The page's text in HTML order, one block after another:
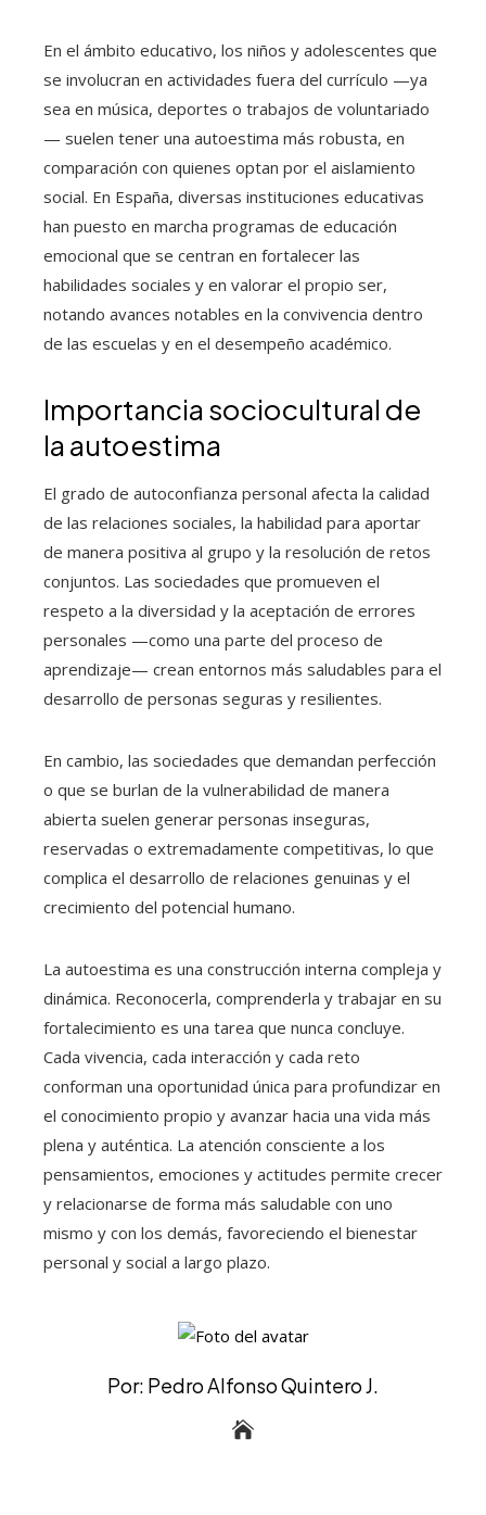
En el ámbito educativo, los niños y adolescentes que
se involucran en actividades fuera del currículo —ya
sea en música, deportes o trabajos de voluntariado
— suelen tener una autoestima más robusta, en
comparación con quienes optan por el aislamiento
social. En España, diversas instituciones educativas
han puesto en marcha programas de educación
emocional que se centran en fortalecer las
habilidades sociales y en valorar el propio ser,
notando avances notables en la convivencia dentro
de las escuelas y en el desempeño académico.
Importancia sociocultural de
la autoestima
El grado de autoconfianza personal afecta la calidad
de las relaciones sociales, la habilidad para aportar
de manera positiva al grupo y la resolución de retos
conjuntos. Las sociedades que promueven el
respeto a la diversidad y la aceptación de errores
personales —como una parte del proceso de
aprendizaje— crean entornos más saludables para el
desarrollo de personas seguras y resilientes.
En cambio, las sociedades que demandan perfección
o que se burlan de la vulnerabilidad de manera
abierta suelen generar personas inseguras,
reservadas o extremadamente competitivas, lo que
complica el desarrollo de relaciones genuinas y el
crecimiento del potencial humano.
La autoestima es una construcción interna compleja y
dinámica. Reconocerla, comprenderla y trabajar en su
fortalecimiento es una tarea que nunca concluye.
Cada vivencia, cada interacción y cada reto
conforman una oportunidad única para profundizar en
el conocimiento propio y avanzar hacia una vida más
plena y auténtica. La atención consciente a los
pensamientos, emociones y actitudes permite crecer
y relacionarse de forma más saludable con uno
mismo y con los demás, favoreciendo el bienestar
personal y social a largo plazo.
Por: Pedro Alfonso Quintero J.